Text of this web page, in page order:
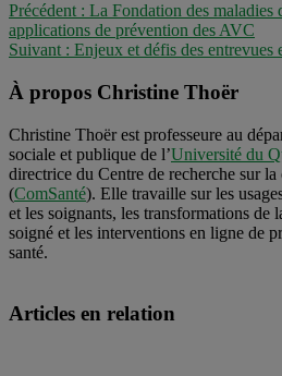
Précédent : La Fondation des maladies
applications de prévention des AVC
Suivant : Enjeux et défis des entrevues
À propos Christine Thoër
Christine Thoër est professeure au
sociale et publique de l’Université du
directrice du Centre de recherche sur
(ComSanté). Elle travaille sur les
et les soignants, les transformations de
soigné et les interventions en ligne de
santé.
Articles en relation